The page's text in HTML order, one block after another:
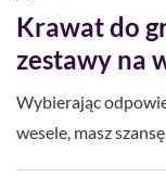
Krawat do
zestawy na
Wybierając
wesele, masz